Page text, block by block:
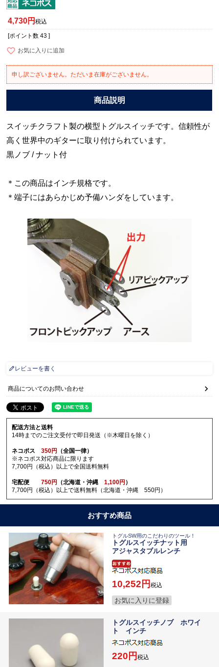
4,730 税込
[ポイント数 43 ]
お気に入りに追加
申し訳ございません。ただいま在庫がございません。
スイッチクラフト製の横型トグルスイッチです。信頼性が
高く世界中のギターに取り付けられています。
黒ノブ / ナット付
＊この商品はインチ規格です。
＊端子にはあらかじめ予備ハンダをしています。
レビューを書く
商品についてのお問い合わせ
配送方法と送料
14時までのご注文受付で即日発送（※木曜日を除く）
ネコポス350円
（全国一律）
※ネコポス対応商品に限ります
7,700円（税込）以上で全国送料無料
宅配便750円 （北海道・沖縄1,100円 ）
7,700円（税込）以上で送料無料（北海道・沖縄 550円）
おすすめ商品
トグルSW用のこだわりのツール！
トグルスイッチナット用
アジャスタブルレンチ
10,252 税込
お気に入りに登録
トグルスイッチノブ ホワイ
ト インチ
220 税込